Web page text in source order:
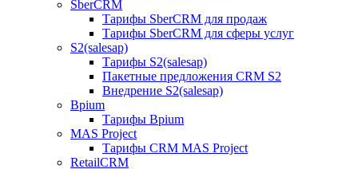
SberCRM
Тарифы SberCRM для продаж
Тарифы SberCRM для сферы услуг
S2(salesap)
Тарифы S2(salesap)
Пакетные предложения CRM S2
Внедрение S2(salesap)
Bpium
Тарифы Bpium
MAS Project
Тарифы CRM MAS Project
RetailCRM